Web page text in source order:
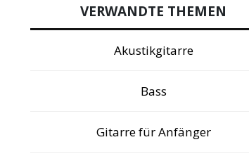
VERWANDTE THEMEN
Akustikgitarre
Bass
Gitarre für Anfänger